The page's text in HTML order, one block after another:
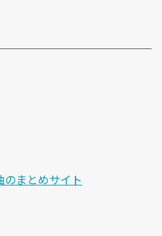
のまとめサイト